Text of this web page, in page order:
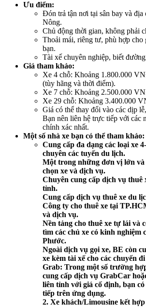
Ưu điểm:
Đón trả tận nơi tại sân bay và địa
Nông.
Chủ động thời gian, không phải
Thoải mái, riêng tư, phù hợp cho
bạn.
Tài xế chuyên nghiệp, biết
Giá tham khảo:
Xe 4 chỗ: Khoảng 1.800.000
(tùy hãng và thời điểm).
Xe 7 chỗ: Khoảng 2.500.000
Xe 29 chỗ: Khoảng 3.400.000
Giá có thể thay đổi vào các dịp
Bạn nên liên hệ trực tiếp với các
chính xác nhất.
Một số nhà xe bạn có thể tham khảo:
Cung cấp đa dạng các loại xe
chuyên các tuyến du lịch.
Một trong những đơn vị lớn
chọn xe và dịch vụ.
Chuyên cung cấp dịch vụ thuê
tỉnh.
Cung cấp dịch vụ thuê xe du
Công ty cho thuê xe tại
và dịch vụ.
Nền tảng cho thuê xe tự lái và
tìm các chủ xe có kinh nghiệm
Phước.
Ngoài dịch vụ gọi xe, BE còn
xe kèm tài xế cho các chuyến
Grab: Trong một số trường
cung cấp dịch vụ GrabCar
liên tỉnh với giá cố định, bạn
tiếp trên ứng dụng.
2. Xe khách/Limousine kết